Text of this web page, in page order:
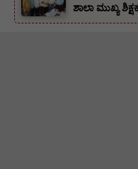
ಶಾಲಾ ಮುಖ್ಯ